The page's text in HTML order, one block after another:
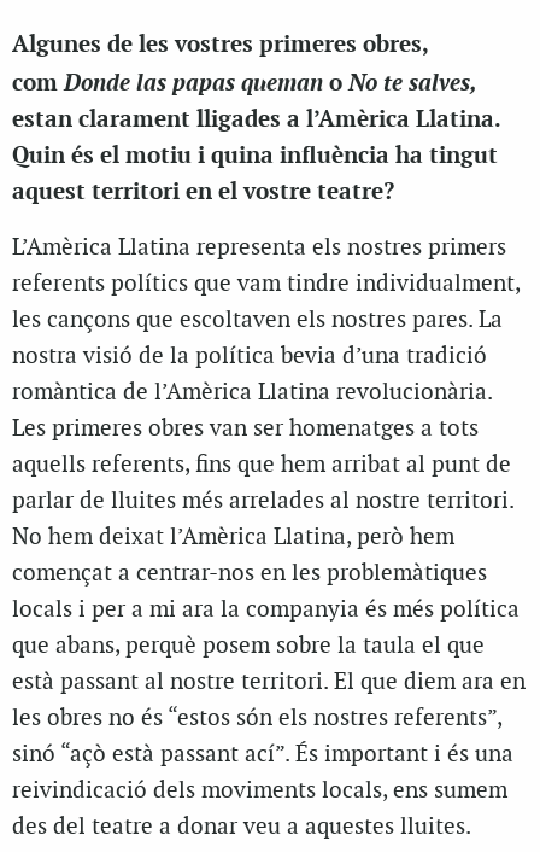
Algunes de les vostres primeres obres,
comDonde las papas queman oNo te salves,
estan clarament lligades a l’Amèrica Llatina.
Quin és el motiu i quina influència ha tingut
aquest territori en el vostre teatre?
L’Amèrica Llatina representa els nostres primers
referents polítics que vam tindre individualment,
les cançons que escoltaven els nostres pares. La
nostra visió de la política bevia d’una tradició
romàntica de l’Amèrica Llatina revolucionària.
Les primeres obres van ser homenatges a tots
aquells referents, fins que hem arribat al punt de
parlar de lluites més arrelades al nostre territori.
No hem deixat l’Amèrica Llatina, però hem
començat a centrar-nos en les problemàtiques
locals i per a mi ara la companyia és més política
que abans, perquè posem sobre la taula el que
està passant al nostre territori. El que diem ara en
les obres no és “estos són els nostres referents”,
sinó “açò està passant ací”. És important i és una
reivindicació dels moviments locals, ens sumem
des del teatre a donar veu a aquestes lluites.